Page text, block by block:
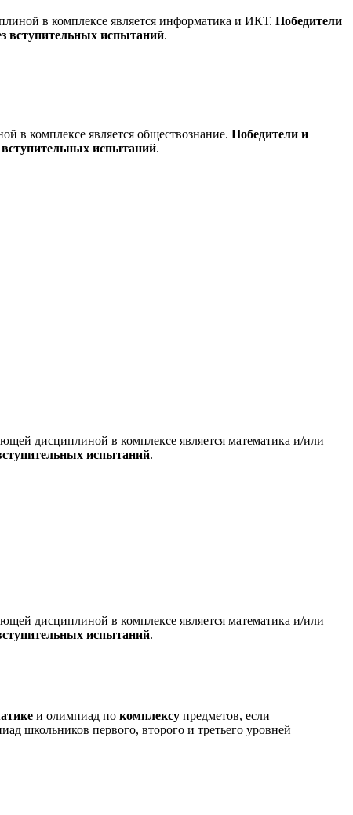
в комплексе является информатика и ИКТ. Победители
вступительных испытаний.
в комплексе является обществознание. Победители и
вступительных испытаний.
дисциплиной в комплексе является математика и/или
испытаний.
дисциплиной в комплексе является математика и/или
испытаний.
и олимпиад по комплексу предметов, если
школьников первого, второго и третьего уровней